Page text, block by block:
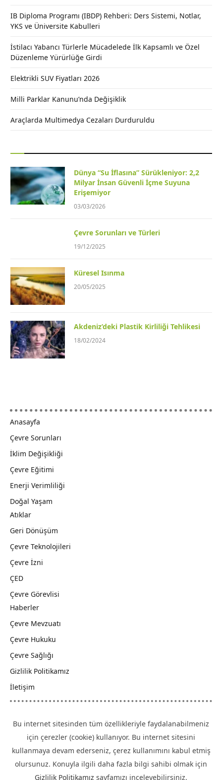
IB Diploma Programı (IBDP) Rehberi: Ders Sistemi, Notlar,
YKS ve Üniversite Kabulleri
İstilacı Yabancı Türlerle Mücadelede İlk Kapsamlı ve Özel
Düzenleme Yürürlüğe Girdi
Elektrikli SUV Fiyatları 2026
Milli Parklar Kanunu’nda Değişiklik
Araçlarda Multimedya Cezaları Durduruldu
Dünya “Su İflasına” Sürükleniyor: 2,2
Milyar İnsan Güvenli İçme Suyuna
Erişemiyor
03/03/2026
Çevre Sorunları ve Türleri
19/12/2025
Küresel Isınma
20/05/2025
Akdeniz’deki Plastik Kirliliği Tehlikesi
18/02/2024
Anasayfa
Çevre Sorunları
İklim Değişikliği
Çevre Eğitimi
Enerji Verimliliği
Doğal Yaşam
Atıklar
Geri Dönüşüm
Çevre Teknolojileri
Çevre İzni
ÇED
Çevre Görevlisi
Haberler
Çevre Mevzuatı
Çevre Hukuku
Çevre Sağlığı
Gizlilik Politikamız
İletişim
Bu internet sitesinden tüm özellikleriyle faydalanabilmeniz
için çerezler (cookie) kullanıyor. Bu internet sitesini
kullanmaya devam ederseniz, çerez kullanımını kabul etmiş
olursunuz. Konuyla ilgili daha fazla bilgi sahibi olmak için
Gizlilik Politikamız sayfamızı inceleyebilirsiniz.